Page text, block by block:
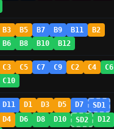
B3 B5 B7 B9 B11
B2
B6 B8 B10 B12
C3 C5 C7 C9 C2 C4
C6
C10
D11 D1 D3 D5 D7
SD1
D4 D6 D8 D10 SD2
D12